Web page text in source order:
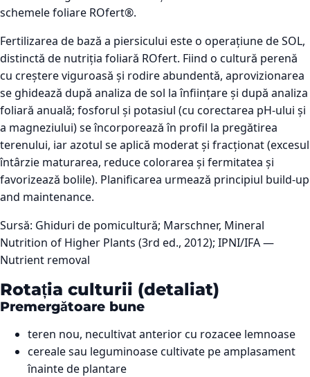
schemele foliare ROfert®.
Fertilizarea de bază a piersicului este o operațiune de SOL,
distinctă de nutriția foliară ROfert. Fiind o cultură perenă
cu creștere viguroasă și rodire abundentă, aprovizionarea
se ghidează după analiza de sol la înființare și după analiza
foliară anuală; fosforul și potasiul (cu corectarea pH-ului și
a magneziului) se încorporează în profil la pregătirea
terenului, iar azotul se aplică moderat și fracționat (excesul
întârzie maturarea, reduce colorarea și fermitatea și
favorizează bolile). Planificarea urmează principiul build-up
and maintenance.
Sursă: Ghiduri de pomicultură; Marschner, Mineral
Nutrition of Higher Plants (3rd ed., 2012); IPNI/IFA —
Nutrient removal
Rotația culturii (detaliat)
Premergătoare bune
teren nou, necultivat anterior cu rozacee lemnoase
cereale sau leguminoase cultivate pe amplasament
înainte de plantare